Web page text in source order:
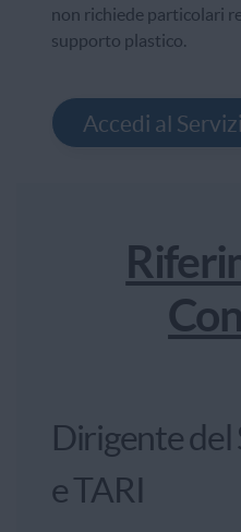
non richiede particolari
supporto plastico.
Accedi al
Dirigente del
e TARI